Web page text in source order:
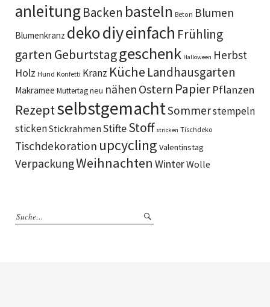
anleitungBacken basteln Beton Blumen
Blumenkranz dekodiyeinfach Frühling
garten Geburtstaggeschenk Halloween Herbst
Holz Hund Konfetti Kranz Küche Landhausgarten
Makramee Muttertagneu nähen Ostern Papier Pflanzen
RezeptselbstgemachtSommerstempeln
stickenStickrahmen StifteStoff stricken Tischdeko
Tischdekoration upcycling Valentinstag
VerpackungWeihnachten WinterWolle